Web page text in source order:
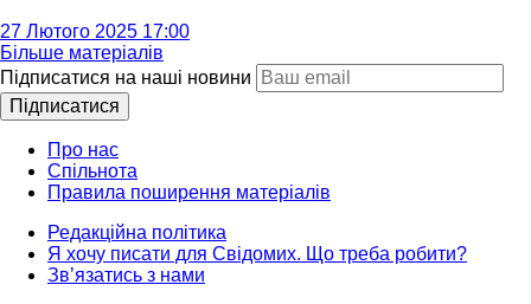
27 Лютого 2025 17:00
Більше матеріалів
Підписатися на наші новини
Підписатися
Про нас
Спільнота
Правила поширення матеріалів
Редакційна політика
Я хочу писати для Свідомих. Що треба робити?
Зв’язатись з нами